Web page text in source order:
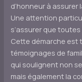
d’honneur à
Une attention
s’assurer que
Cette démarche est
témoignages de
qui soulignent non
mais également la